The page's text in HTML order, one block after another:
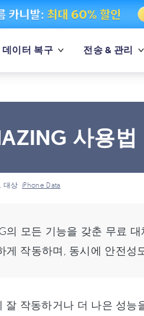
데이터 복구 전송 & 관리
사용
대상iPhone Data
의 모든 기능을 갖춘 무료
게 작동하며, 동시에 안전
잘 작동하거나 더 나은 성